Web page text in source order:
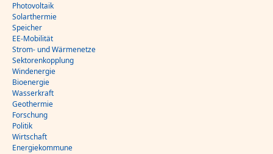
Photovoltaik
Solarthermie
Speicher
EE-Mobilität
Strom- und Wärmenetze
Sektorenkopplung
Windenergie
Bioenergie
Wasserkraft
Geothermie
Forschung
Politik
Wirtschaft
Energiekommune